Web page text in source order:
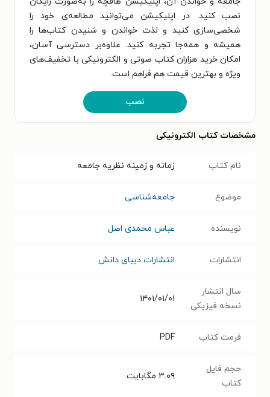
نصب کنید. در اپلیکیشن می‌توانید مطالعه‌ی خود را
شخصی‌سازی کنید و لذت خواندن و شنیدن کتاب‌ها را
همیشه و همه‌جا تجربه کنید. علاوه‌بر دسترسی آسان،
امکان خرید هزاران کتاب صوتی و الکترونیکی با تخفیف‌های
ویژه و بهترین قیمت هم فراهم است.
نصب
مشخصات کتاب الکترونیکی
نام کتاب زمانه و زمینه نظریه جامعه
موضوع جامعه‌شناسی
نویسنده عباس محمدی اصل
انتشارات انتشارات دیبای دانش
سال انتشار
نسخه فیزیکی
۱۴۰۱/۰۱/۰۱
فرمت کتاب PDF
حجم فایل
کتاب
۳.۰۹ مگابایت